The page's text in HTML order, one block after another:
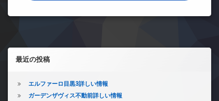
ミ
置
犯
ッ
ザ
イ
ズ
バ
ド
イ
ン
ー
左サイドバー
最近の投稿
エルファーロ目黒3詳しい情報
ガーデンザヴィス不動前詳しい情報